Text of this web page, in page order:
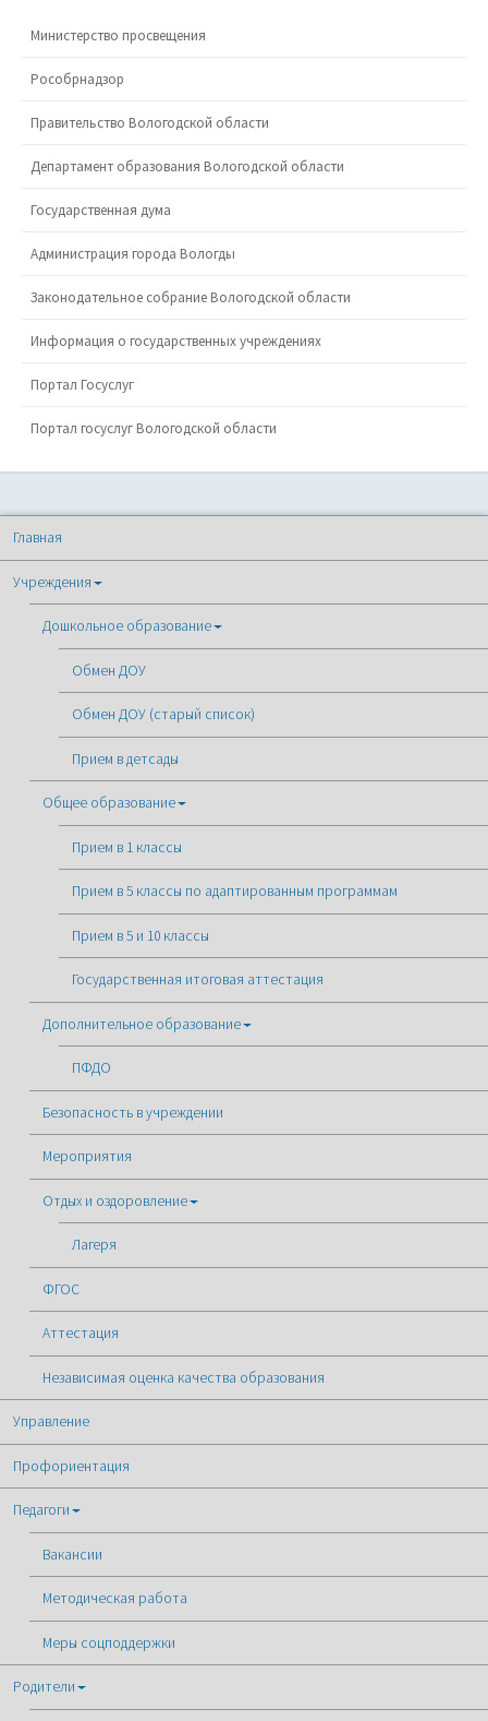
Министерство просвещения
Рособрнадзор
Правительство Вологодской области
Департамент образования Вологодской области
Государственная дума
Администрация города Вологды
Законодательное собрание Вологодской области
Информация о государственных учреждениях
Портал Госуслуг
Портал госуслуг Вологодской области
Главная
Учреждения
Дошкольное образование
Обмен ДОУ
Обмен ДОУ (старый список)
Прием в детсады
Общее образование
Прием в 1 классы
Прием в 5 классы по адаптированным программам
Прием в 5 и 10 классы
Государственная итоговая аттестация
Дополнительное образование
ПФДО
Безопасность в учреждении
Мероприятия
Отдых и оздоровление
Лагеря
ФГОС
Аттестация
Независимая оценка качества образования
Управление
Профориентация
Педагоги
Вакансии
Методическая работа
Меры соцподдержки
Родители